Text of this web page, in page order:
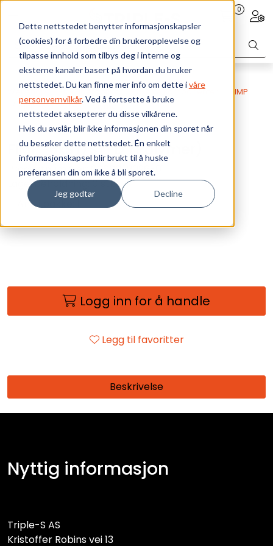
Dette nettstedet benytter informasjonskapsler
(cookies) for å forbedre din brukeropplevelse og
tilpasse innhold som tilbys deg i interne og
eksterne kanaler basert på hvordan du bruker
nettstedet. Du kan finne mer info om dette ivåre
personvernvilkår. Ved å fortsette å bruke
nettstedet aksepterer du disse vilkårene.
Hvis du avslår, blir ikke informasjonen din sporet når
du besøker dette nettstedet. Én enkelt
informasjonskapsel blir brukt til å huske
preferansen din om ikke å bli sporet.
Jeg godtar Decline
Skip to main content 0
Webshop EKS Fiberoptikk Passive komponenter
FIMP
FIMP-6xST/ST-D (Polymer)
FIMP-6xST/ST-D (Polymer)
Produktnummer:0600022096-01
Lagerbeholdning:0 stk
Ant. i pakke: 1
Logg inn for å handle
Legg til favoritter
Beskrivelse
Nyttig informasjon
Triple-S AS
Kristoffer Robins vei 13
Bærekraft
Vi tilbyr
Ressurser
Om oss